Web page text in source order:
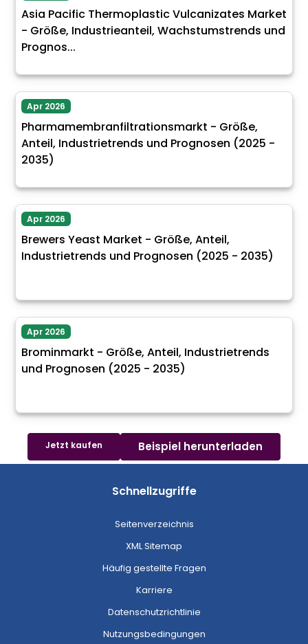
Asia Pacific Thermoplastic Vulcanizates Market
- Größe, Industrieanteil, Wachstumstrends und
Prognos...
Apr 2026
Pharmamembranfiltrationsmarkt - Größe,
Anteil, Industrietrends und Prognosen (2025 -
2035)
Apr 2026
Brewers Yeast Market - Größe, Anteil,
Industrietrends und Prognosen (2025 - 2035)
Apr 2026
Brominmarkt - Größe, Anteil, Industrietrends
und Prognosen (2025 - 2035)
Jetzt kaufen Beispiel herunterladen
Schnellzugriffe
Seitenverzeichnis
XML Sitemap
Häufig gestellte Fragen
Karriere
Datenschutzrichtlinie
Nutzungsbedingungen